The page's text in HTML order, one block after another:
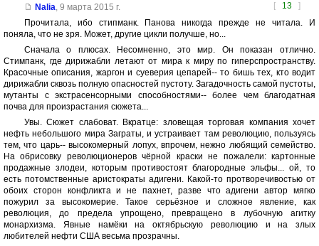
[ 13 ]
Nalia, 9 марта 2015 г.
Прочитала, ибо стипманк. Панова никогда прежде не читала. И
поняла, что не зря. Может, другие цикли получше, но...
Сначала о плюсах. Несомненно, это мир. Он показан отлично.
Стимпанк, где дирижабли летают от мира к миру по гиперспространству.
Красочные описания, жаргон и суеверия цепарей-- то бишь тех, кто водит
дирижабли сквозь полную опасностей пустоту. Загадочность самой пустоты,
мутанты с экстрасенсорными способностями-- более чем благодатная
почва для произрастания сюжета...
Увы. Сюжет слабоват. Вкратце: зловещая торговая компания хочет
нефть небольшого мира Заграты, и устраивает там революцию, пользуясь
тем, что царь-- высокомерный лопух, впрочем, нежно любящий семейство.
На обрисовку революционеров чёрной краски не пожалели: картонные
продажные злодеи, которым противостоят благородные эльфы... ой, то
есть потомственные аристократы адигени. Какой-то протворечивостью от
обоих сторон конфликта и не пахнет, разве что адигени автор мягко
пожурил за высокомерие. Такое серьёзное и сложное явление, как
революция, до предела упрощено, превращено в лубочную агитку
монархизма. Явные намёки на октябрьскую революцию и на злых
любителей нефти США весьма прозрачны.